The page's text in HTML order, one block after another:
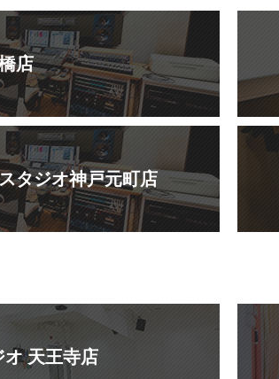
店
タジオ神戸元町店
天王寺店